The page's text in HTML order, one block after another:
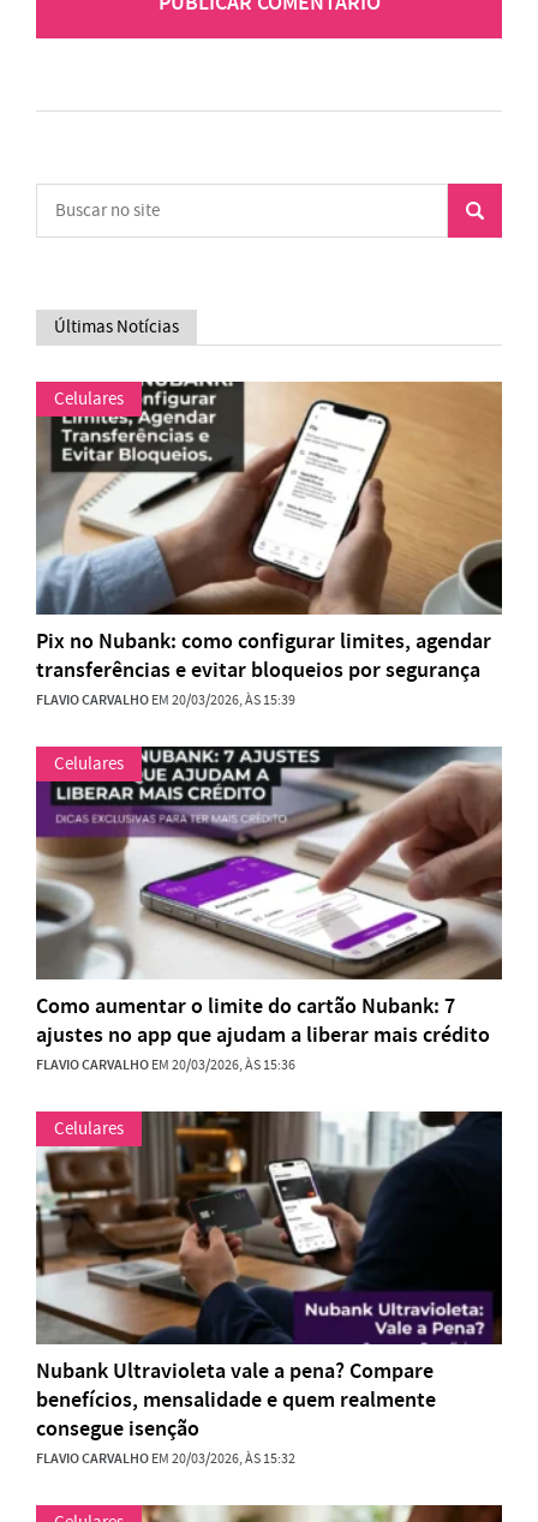
Últimas Notícias
Celulares
Pix no Nubank: como configurar limites, agendar
transferências e evitar bloqueios por segurança
FLAVIO CARVALHOEM 20/03/2026, ÀS 15:39
Celulares
Como aumentar o limite do cartão Nubank: 7
ajustes no app que ajudam a liberar mais crédito
FLAVIO CARVALHOEM 20/03/2026, ÀS 15:36
Celulares
Nubank Ultravioleta vale a pena? Compare
benefícios, mensalidade e quem realmente
consegue isenção
FLAVIO CARVALHOEM 20/03/2026, ÀS 15:32